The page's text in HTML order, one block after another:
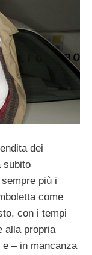
dei
subito
più i
come
con i tempi
alla propria
– in mancanza